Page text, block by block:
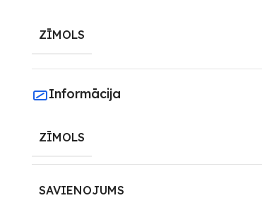
ZĪMOLS
Informācija
ZĪMOLS
SAVIENOJUMS